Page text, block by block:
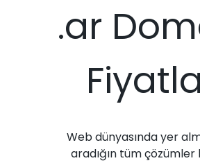
.ar
Web dünyasında yer
aradığın tüm